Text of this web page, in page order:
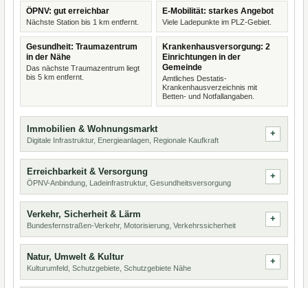
ÖPNV: gut erreichbar
Nächste Station bis 1 km entfernt.
E-Mobilität: starkes Angebot
Viele Ladepunkte im PLZ-Gebiet.
Gesundheit: Traumazentrum
in der Nähe
Das nächste Traumazentrum liegt
bis 5 km entfernt.
Krankenhausversorgung: 2
Einrichtungen in der
Gemeinde
Amtliches Destatis-
Krankenhausverzeichnis mit
Betten- und Notfallangaben.
Immobilien & Wohnungsmarkt
Digitale Infrastruktur, Energieanlagen, Regionale Kaufkraft
Erreichbarkeit & Versorgung
ÖPNV-Anbindung, Ladeinfrastruktur, Gesundheitsversorgung
Verkehr, Sicherheit & Lärm
Bundesfernstraßen-Verkehr, Motorisierung, Verkehrssicherheit
Natur, Umwelt & Kultur
Kulturumfeld, Schutzgebiete, Schutzgebiete Nähe